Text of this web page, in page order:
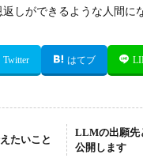
しができるような人間に
Twitter はてブ
たいこと
LLMの出願先
公開します